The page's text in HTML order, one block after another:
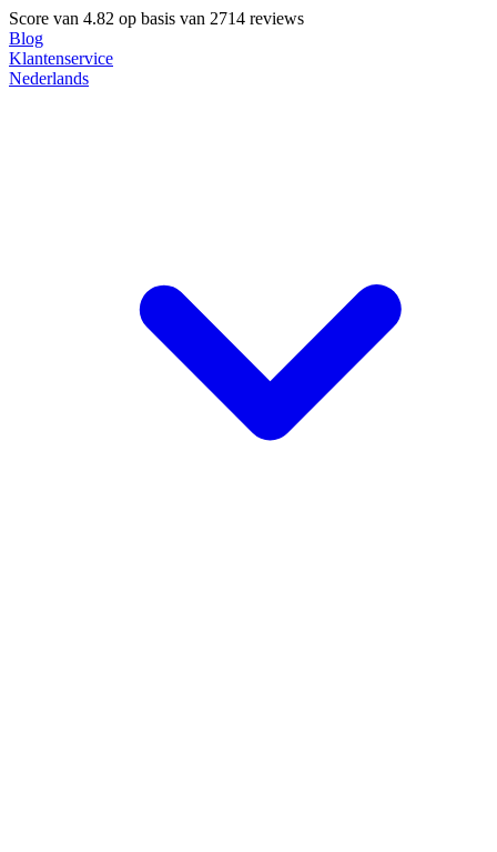
Score van 4.82 op basis van 2714 reviews
Blog
Klantenservice
Nederlands